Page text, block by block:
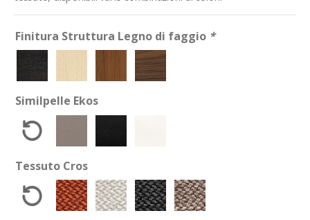
Finitura Struttura Legno di faggio *
Similpelle Ekos
Tessuto Cros